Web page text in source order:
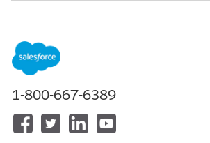
Esta plantilla crea un registro de solicitud
captura detalles de usuario esenciales
Atributos de admisión
El formulario de admisión para esta
1-800-667-6389